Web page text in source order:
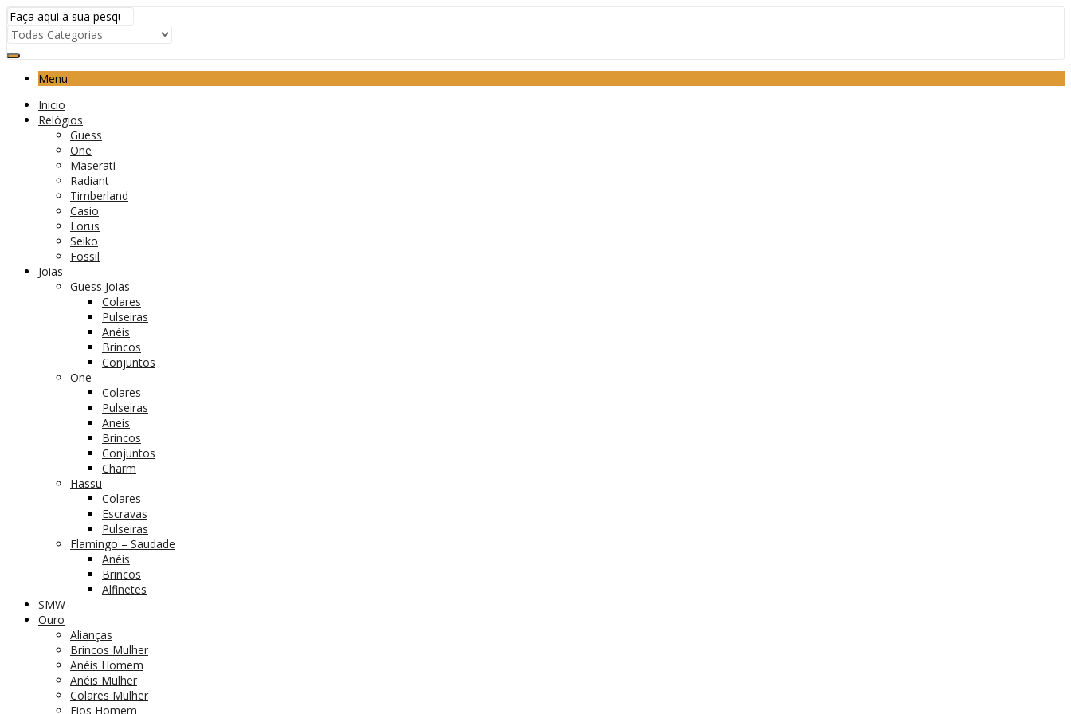
Menu
Inicio
Relógios
Guess
One
Maserati
Radiant
Timberland
Casio
Lorus
Seiko
Fossil
Joias
Guess Joias
Colares
Pulseiras
Anéis
Brincos
Conjuntos
One
Colares
Pulseiras
Aneis
Brincos
Conjuntos
Charm
Hassu
Colares
Escravas
Pulseiras
Flamingo – Saudade
Anéis
Brincos
Alfinetes
SMW
Ouro
Alianças
Brincos Mulher
Anéis Homem
Anéis Mulher
Colares Mulher
Fios Homem